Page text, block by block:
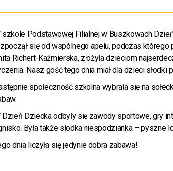
szkole Podstawowej Filialnej w Buszkowach
się od wspólnego apelu, podczas którego
Richert-Kaźmierska, złożyła dzieciom
Nasz gość tego dnia miał dla dzieci słodki
społeczność szkolna wybrała się na
Dzień Dziecka odbyły się zawody sportowe, gry
Była także słodka niespodzianka – pyszne
dnia liczyła się jedynie dobra zabawa!